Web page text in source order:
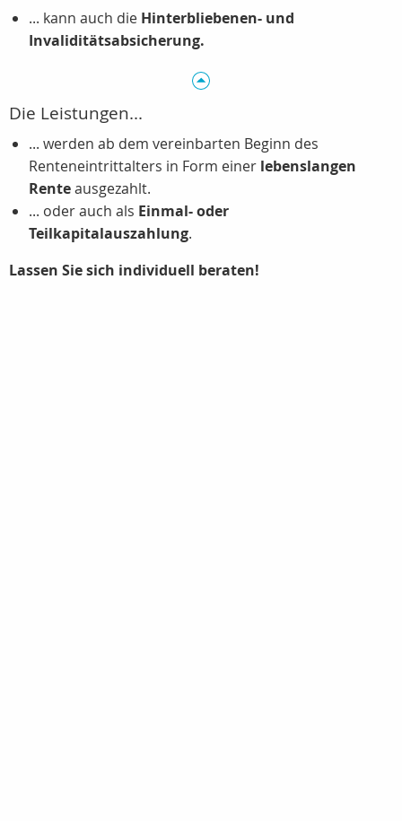
... kann auch die Hinterbliebenen- und
Invaliditätsabsicherung.
Die Leistungen...
... werden ab dem vereinbarten Beginn des
Renteneintrittalters in Form einer lebenslangen
Renteausgezahlt.
... oder auch als Einmal- oder
Teilkapitalauszahlung.
Lassen Sie sich individuell beraten!